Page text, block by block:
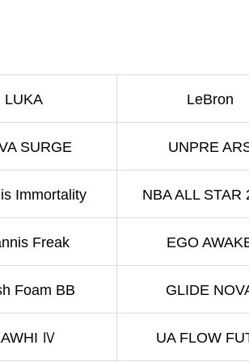
LUKA LeBron
SURGE UNPRE
Immortality NBA ALL STAR
Freak EGO
Foam BB GLIDE
Ⅳ UA FLOW